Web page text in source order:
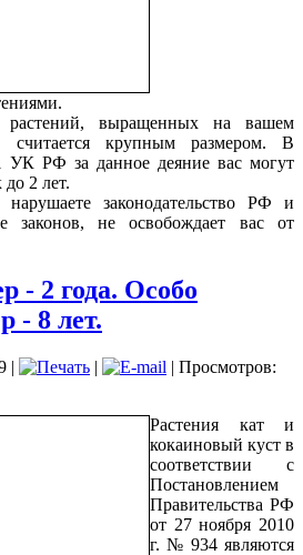
выращенных на вашем
считается крупным размером. В
УК РФ за данное деяние вас могут
2 лет.
законодательство РФ и
законов, не освобождает вас от
- 2 года. Особо
- 8 лет.
| |
| Просмотров:
Растения кат и
кокаиновый куст в
соответствии с
Постановлением
Правительства РФ
от 27 ноября 2010
г. № 934 являются